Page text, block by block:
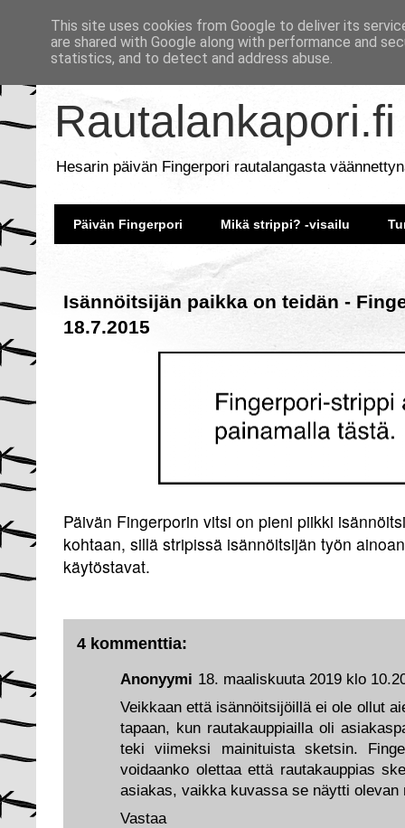
Rautalankapori.fi
Hesarin päivän Fingerpori rautalangasta
Päivän Fingerpori Mikä strippi? -visailu
Isännöitsijän paikka on teidän -
18.7.2015
Päivän Fingerporin vitsi on pieni piikki
kohtaan, sillä stripissä isännöitsijän työn
käytöstavat.
4 kommenttia:
Anonyymi 18. maaliskuuta 2019 klo
Veikkaan että isännöitsijöillä ei ole ollut
tapaan, kun rautakauppiailla oli
teki viimeksi mainituista sketsin.
voidaanko olettaa että rautakauppias
asiakas, vaikka kuvassa se näytti olevan
Vastaa
This site uses cookies from Google to deliver its
are shared with Google along with performance and
statistics, and to detect and address abuse.